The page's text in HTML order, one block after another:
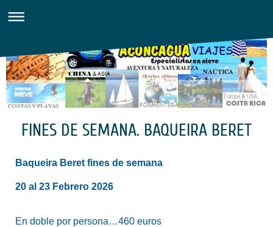
FINES DE SEMANA. BAQUEIRA BERET
Baqueira Beret fines de semana
20 al 23 Febrero 2026
En doble por persona…460 euros